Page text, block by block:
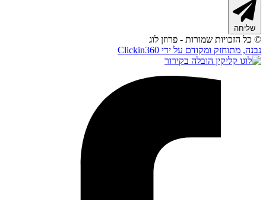
שליחה
© כל הזכויות שמורות - פרוזן לוג
נבנה, מתוחזק ומקודם על ידי Clickin360